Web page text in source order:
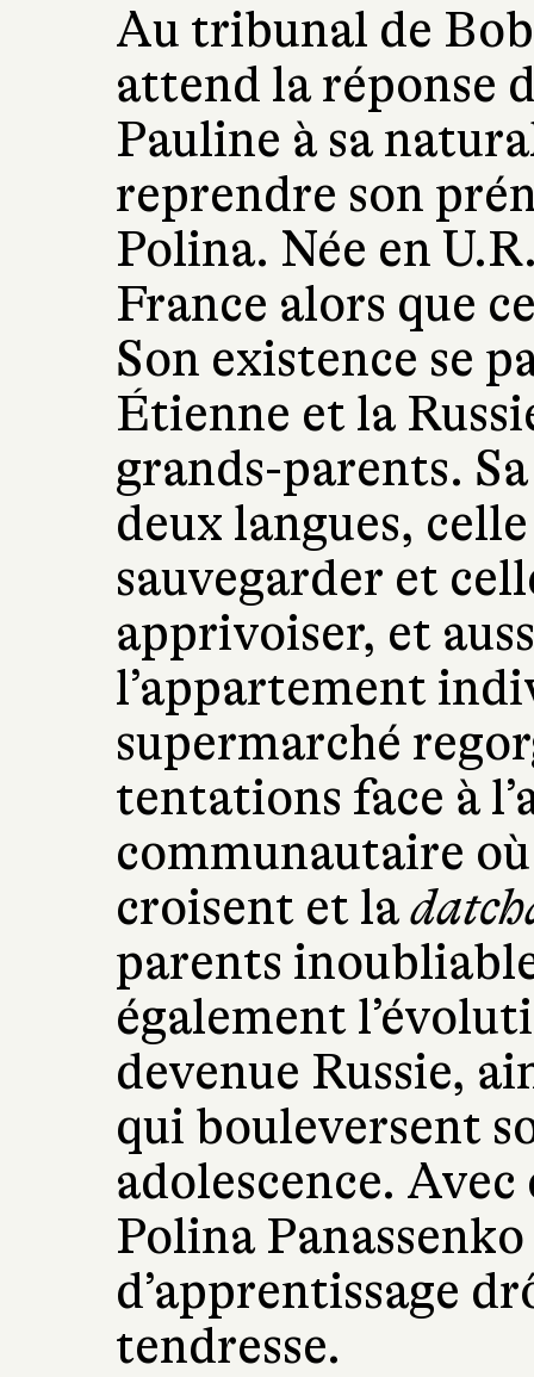
Au tribunal de
attend la réponse
Pauline à sa
reprendre son
Polina. Née en
France alors que
Son existence se
Étienne et la
grands-parents.
deux langues,
sauvegarder et
apprivoiser, et
l’appartement
supermarché
tentations face à
communautaire
croisent et la
parents
également
devenue Russie,
qui bouleversent
adolescence.
Polina
d’apprentissage
tendresse.